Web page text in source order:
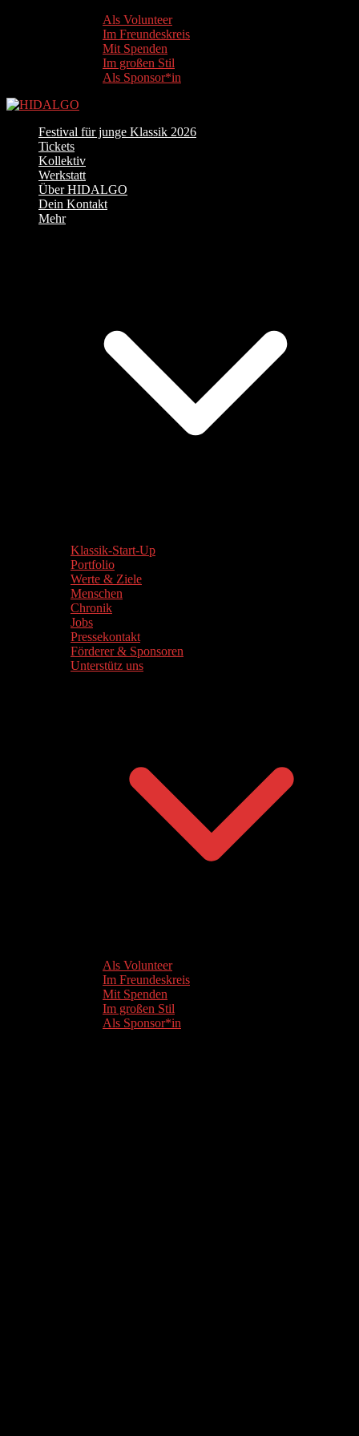
Als Volunteer
Im Freundeskreis
Mit Spenden
Im großen Stil
Als Sponsor*in
Festival für junge Klassik 2026
Tickets
Kollektiv
Werkstatt
Über HIDALGO
Dein Kontakt
Mehr
Klassik-Start-Up
Portfolio
Werte & Ziele
Menschen
Chronik
Jobs
Pressekontakt
Förderer & Sponsoren
Unterstütz uns
Als Volunteer
Im Freundeskreis
Mit Spenden
Im großen Stil
Als Sponsor*in